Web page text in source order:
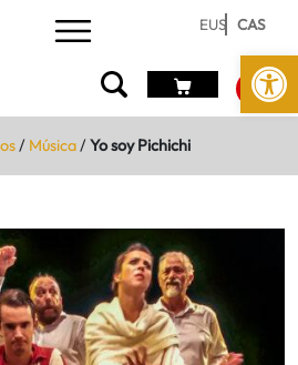
Abrir
EUS CAS
/ Música/Yo soy Pichichi